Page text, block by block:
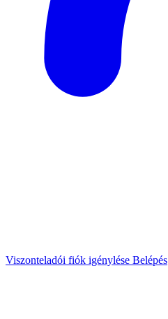
Viszonteladói fiók igénylése Belépés